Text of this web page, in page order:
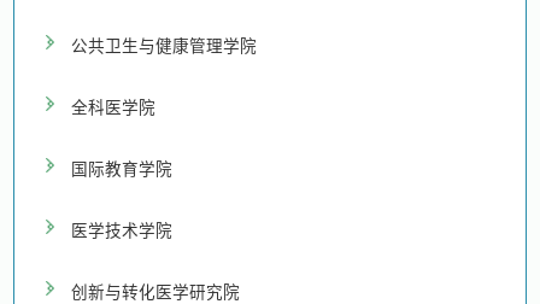
公共卫生与健康管理学院
全科医学院
国际教育学院
医学技术学院
创新与转化医学研究院